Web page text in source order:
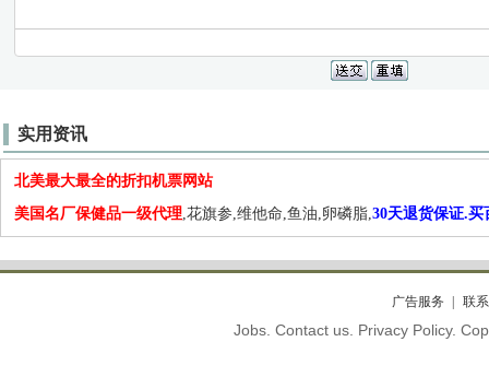
实用资讯
北美最大最全的折扣机票网站
美国名厂保健品一级代理,花旗参,维他命,鱼油,卵磷脂,30天退货保证.买
广告服务 联
Jobs. Contact us. Privacy Policy.